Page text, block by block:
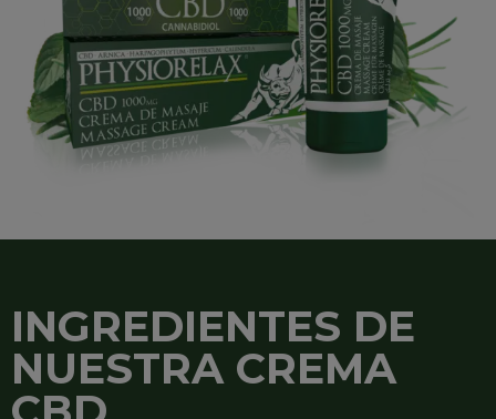
INGREDIENTES DE
NUESTRA CREMA